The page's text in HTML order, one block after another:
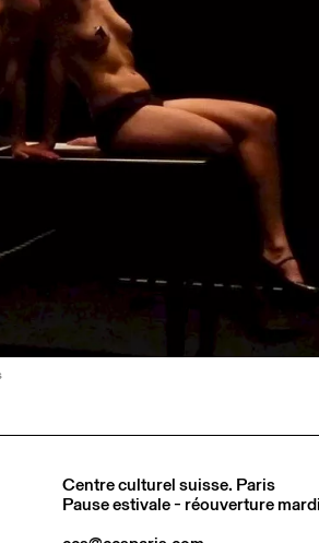
Centre culturel suisse. Paris
Pause estivale - réouverture